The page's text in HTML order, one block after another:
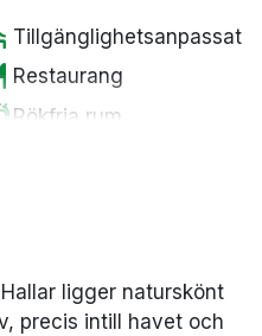
Tillgänglighetsanpassat
Restaurang
Rökfria rum
Spa
ligger naturskönt
precis intill havet och